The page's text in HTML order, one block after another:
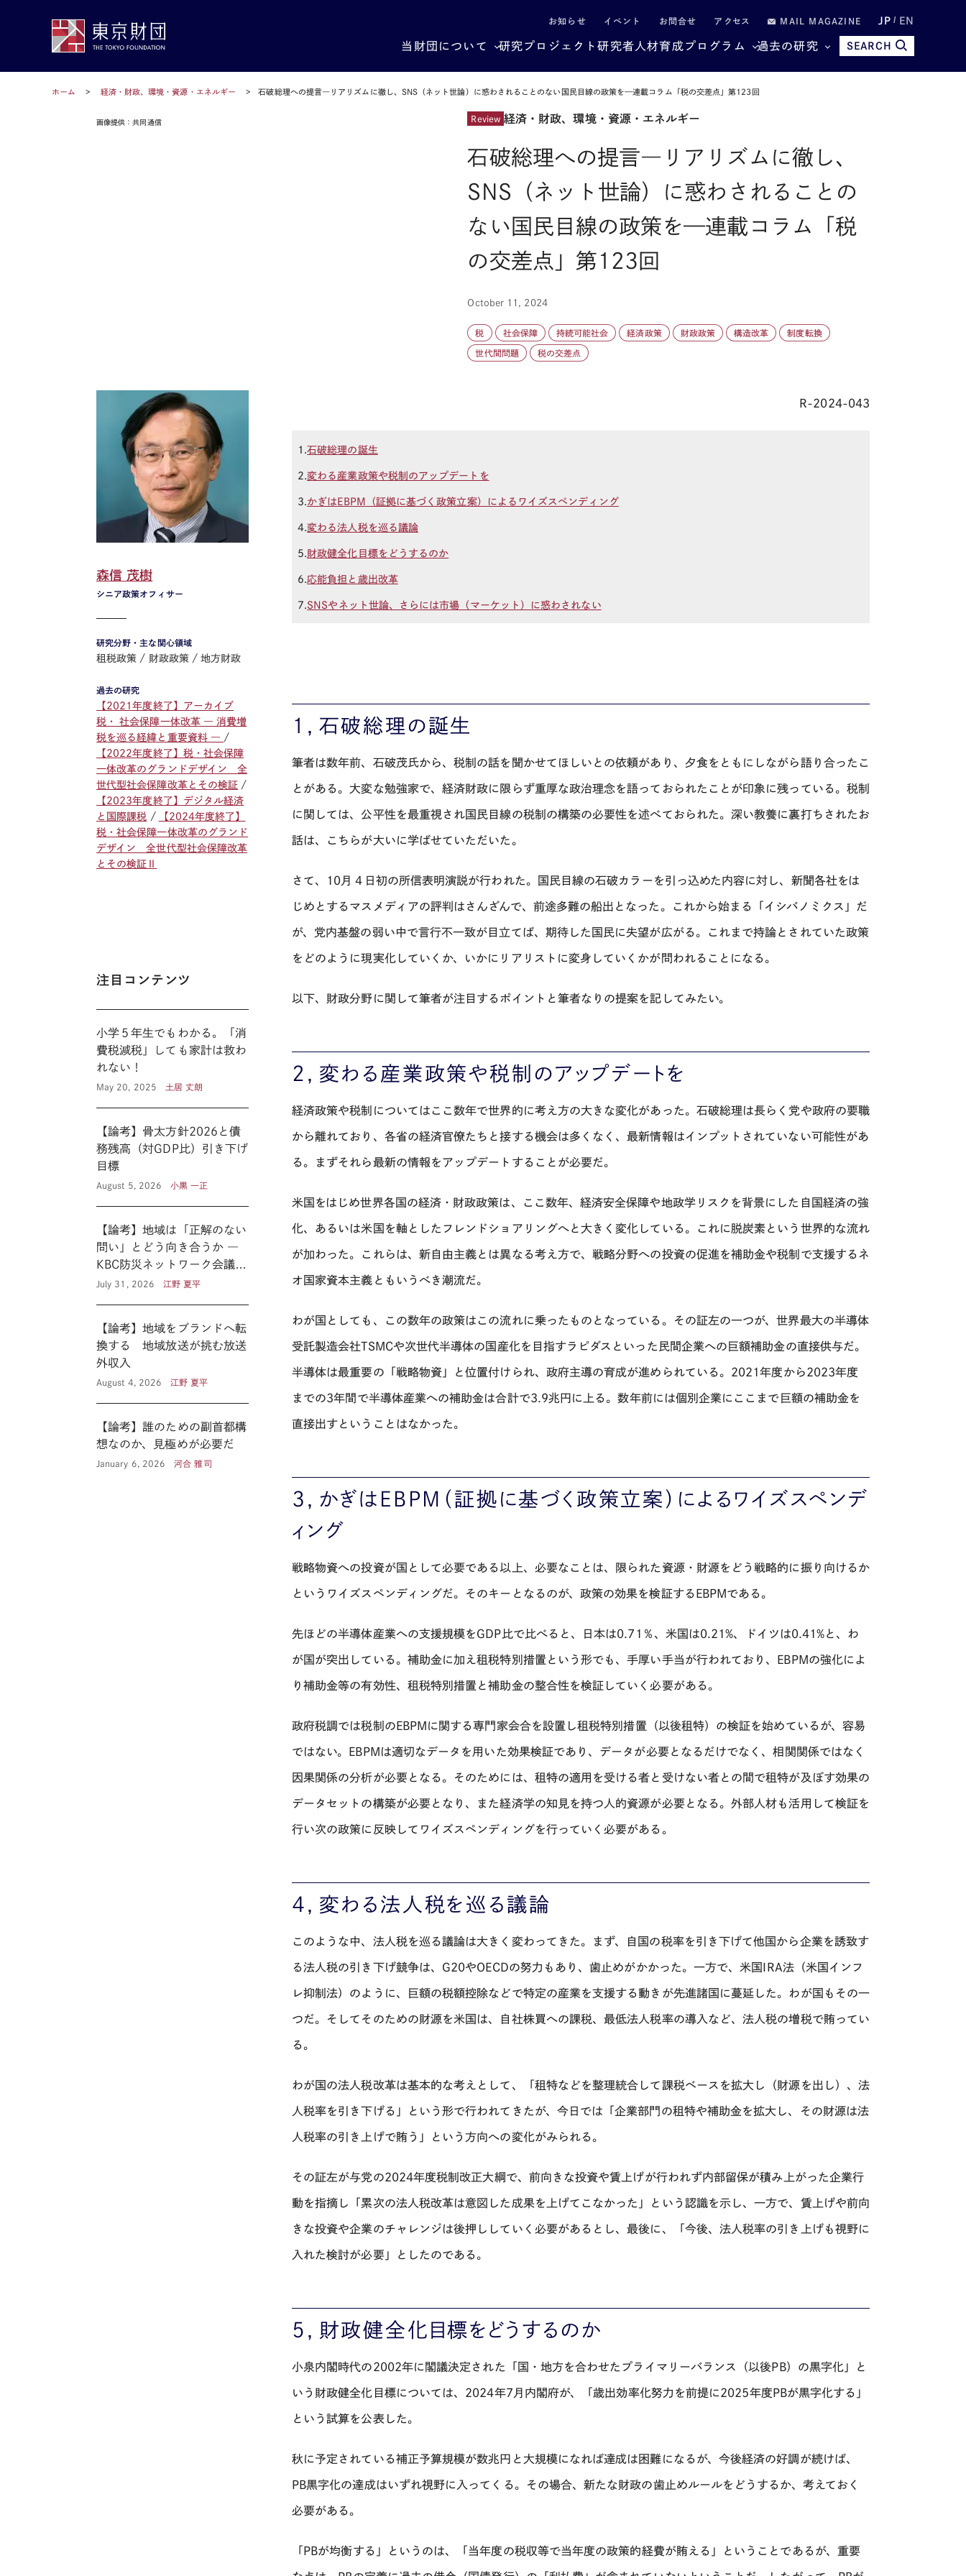
お知らせ イベント お問合せ アクセス MAIL MAGAZINE JP EN
当財団について 研究プロジェクト研究者 人材育成プログラム 過去の研究 SEARCH
ホーム 経済・財政、環境・資源・エネルギー 石破総理への提言―リアリズムに徹し、SNS（ネット世論）に惑わされることのない国民目線の政策を—連載コラム「税の交差点」第123回
画像提供：共同通信 Review 経済・財政、環境・資源・エネルギー
石破総理への提言―リアリズムに徹し、
SNS（ネット世論）に惑わされることの
ない国民目線の政策を—連載コラム「税
の交差点」第123回
October 11, 2024
税 社会保障 持続可能社会 経済政策 財政政策 構造改革 制度転換
世代間問題 税の交差点
R-2024-043
1.石破総理の誕生
2.変わる産業政策や税制のアップデートを
3.かぎは EBPM （証拠に基づく政策立案）によるワイズスペンディング
4.変わる法人税を巡る議論
5.財政健全化目標をどうするのか
6.応能負担と歳出改革
7.SNSやネット世論、さらには市場（マーケット）に惑わされない
１，石破総理の誕生
筆者は数年前、石破茂氏から、税制の話を聞かせてほしいとの依頼があり、夕食をともにしながら語り合ったこ
とがある。大変な勉強家で、経済財政に限らず重厚な政治理念を語っておられたことが印象に残っている。税制
に関しては、公平性を最重視され国民目線の税制の構築の必要性を述べておられた。深い教養に裏打ちされたお
話は、こちらが大いに学ばせていただいた。
さて、 10月４日初の所信表明演説が行われた。国民目線の石破カラーを引っ込めた内容に対し、新聞各社をは
じめとするマスメディアの評判はさんざんで、前途多難の船出となった。これから始まる「イシバノミクス」だ
が、党内基盤の弱い中で言行不一致が目立てば、期待した国民に失望が広がる。これまで持論とされていた政策
をどのように現実化していくか、いかにリアリストに変身していくかが問われることになる。
以下、財政分野に関して筆者が注目するポイントと筆者なりの提案を記してみたい。
２，変わる産業政策や税制のアップデートを
経済政策や税制についてはここ数年で世界的に考え方の大きな変化があった。石破総理は長らく党や政府の要職
から離れており、各省の経済官僚たちと接する機会は多くなく、最新情報はインプットされていない可能性があ
る。まずそれら最新の情報をアップデートすることが必要だ。
米国をはじめ世界各国の経済・財政政策は、ここ数年、経済安全保障や地政学リスクを背景にした自国経済の強
化、あるいは米国を軸としたフレンドショアリングへと大きく変化している。これに脱炭素という世界的な流れ
が加わった。これらは、新自由主義とは異なる考え方で、戦略分野への投資の促進を補助金や税制で支援するネ
オ国家資本主義ともいうべき潮流だ。
わが国としても、この数年の政策はこの流れに乗ったものとなっている。その証左の一つが、世界最大の半導体
受託製造会社TSMCや次世代半導体の国産化を目指すラピダスといった民間企業への巨額補助金の直接供与だ。
半導体は最重要の「戦略物資」と位置付けられ、政府主導の育成が進められている。2021年度から2023年度
までの3年間で半導体産業への補助金は合計で3.9兆円に上る。数年前には個別企業にここまで巨額の補助金を
直接出すということはなかった。
３，かぎは EBPM （証拠に基づく政策立案）によるワイズスペンデ
ィング
戦略物資への投資が国として必要である以上、必要なことは、限られた資源・財源をどう戦略的に振り向けるか
というワイズスペンディングだ。そのキーとなるのが、政策の効果を検証する EBPMである。
先ほどの半導体産業への支援規模をGDP比で比べると、日本は0.71％、米国は0.21%、ドイツは0.41%と、わ
が国が突出している。補助金に加え租税特別措置という形でも、手厚い手当が行われており、 EBPMの強化によ
り補助金等の有効性、租税特別措置と補助金の整合性を検証していく必要がある。
政府税調では税制の EBPM に関する専門家会合を設置し租税特別措置（以後租特）の検証を始めているが、容易
ではない。 EBPM は適切なデータを用いた効果検証であり、データが必要となるだけでなく、相関関係ではなく
因果関係の分析が必要となる。そのためには、租特の適用を受ける者と受けない者との間で租特が及ぼす効果の
データセットの構築が必要となり、また経済学の知見を持つ人的資源が必要となる。外部人材も活用して検証を
行い次の政策に反映してワイズスペンディングを行っていく必要がある。
４，変わる法人税を巡る議論
このような中、法人税を巡る議論は大きく変わってきた。まず、自国の税率を引き下げて他国から企業を誘致す
る法人税の引き下げ競争は、G20やOECDの努力もあり、歯止めがかかった。一方で、米国IRA法（米国インフ
レ抑制法）のように、巨額の税額控除などで特定の産業を支援する動きが先進諸国に蔓延した。わが国もその一
つだ。そしてそのための財源を米国は、自社株買への課税、最低法人税率の導入など、法人税の増税で賄ってい
る。
わが国の法人税改革は基本的な考えとして、「租特などを整理統合して課税ベースを拡大し（財源を出し）、法
人税率を引き下げる」という形で行われてきたが、今日では「企業部門の租特や補助金を拡大し、その財源は法
人税率の引き上げで賄う」という方向への変化がみられる。
その証左が与党の2024年度税制改正大綱で、前向きな投資や賃上げが行われず内部留保が積み上がった企業行
動を指摘し「累次の法人税改革は意図した成果を上げてこなかった」という認識を示し、一方で、賃上げや前向
きな投資や企業のチャレンジは後押ししていく必要があるとし、最後に、「今後、法人税率の引き上げも視野に
入れた検討が必要」としたのである。
５，財政健全化目標をどうするのか
小泉内閣時代の2002年に閣議決定された「国・地方を合わせたプライマリーバランス（以後 PB）の黒字化」と
いう財政健全化目標については、 2024年7 月内閣府が、「歳出効率化努力を前提に2025年度 PBが黒字化する」
という試算を公表した。
秋に予定されている補正予算規模が数兆円と大規模になれば達成は困難になるが、今後経済の好調が続けば、
PB黒字化の達成はいずれ視野に入ってくる。その場合、新たな財政の歯止めルールをどうするか、考えておく
必要がある。
PBが均衡する」というのは、「当年度の税収等で当年度の政策的経費が賄える」ということであるが、重要
シニア政策オフィサー
森信 茂樹
研究分野・主な関心領域
租税政策 財政政策 地方財政
過去の研究
【2021年度終了】アーカイブ
税・ 社会保障一体改革 ― 消費増
税を巡る経緯と重要資料 ―
【2022年度終了】税・社会保障
一体改革のグランドデザイン 全
世代型社会保障改革とその検証
【2023年度終了】デジタル経済
と国際課税
【2024年度終了】
税・社会保障一体改革のグランド
デザイン 全世代型社会保障改革
とその検証Ⅱ
注目コンテンツ
小学５年生でもわかる。「消
費税減税」しても家計は救わ
れない！
May 20, 2025 土居 丈朗
【論考】骨太方針2026と債
務残高（対GDP比）引き下げ
目標
August 5, 2026 小黒 一正
【論考】地域は「正解のない
問い」とどう向き合うか ―
KBC防災ネットワーク会議に
見る新たな公共性 ―
July 31, 2026 江野 夏平
【論考】地域をブランドへ転
換する 地域放送が挑む放送
外収入
August 4, 2026 江野 夏平
【論考】誰のための副首都構
想なのか、見極めが必要だ
January 6, 2026 河合 雅司